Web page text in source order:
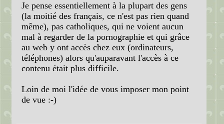
Je pense essentiellement à la plupart des gens
(la moitié des français, ce n'est pas rien quand
même), pas catholiques, qui ne voient aucun
mal à regarder de la pornographie et qui grâce
au web y ont accès chez eux (ordinateurs,
téléphones) alors qu'auparavant l'accès à ce
contenu était plus difficile.
Loin de moi l'idée de vous imposer mon point
de vue :-)